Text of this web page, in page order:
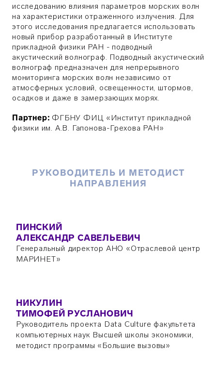
исследованию влияния параметров морских волн
на характеристики отраженного излучения. Для
этого исследования предлагается использовать
новый прибор разработанный в Институте
прикладной физики РАН - подводный
акустический волнограф. Подводный акустический
волнограф предназначен для непрерывного
мониторинга морских волн независимо от
атмосферных условий, освещенности, штормов,
осадков и даже в замерзающих морях.
Партнер: ФГБНУ ФИЦ «Институт прикладной
физики им. А.В. Гапонова-Грехова РАН»
РУКОВОДИТЕЛЬ И МЕТОДИСТ
НАПРАВЛЕНИЯ
ПИНСКИЙ
АЛЕКСАНДР САВЕЛЬЕВИЧ
Генеральный директор АНО «Отраслевой центр
МАРИНЕТ»
НИКУЛИН
ТИМОФЕЙ РУСЛАНОВИЧ
Руководитель проекта Data Culture факультета
компьютерных наук Высшей школы экономики,
методист программы «Большие вызовы»